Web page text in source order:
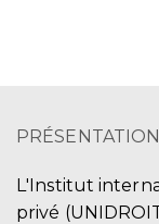
L'Institut
privé